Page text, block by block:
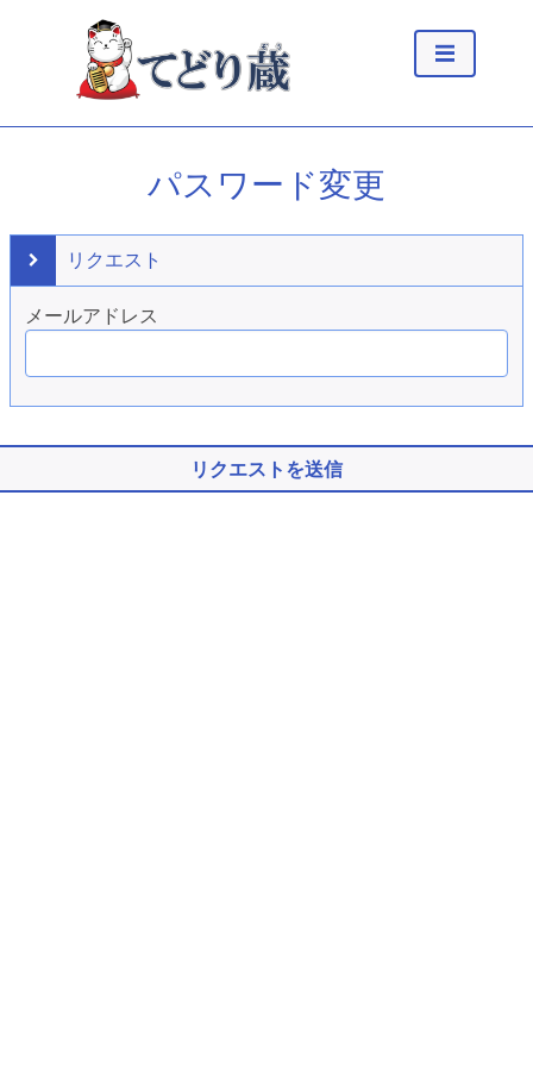
パスワード変更
リクエスト
メールアドレス
リクエストを送信